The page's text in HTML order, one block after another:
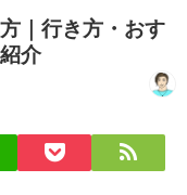
｜行き方・おす
介